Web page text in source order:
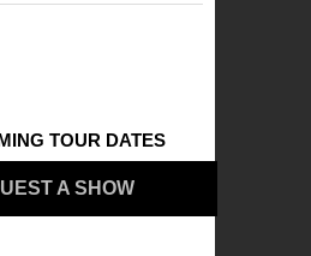
TOUR DATES
A SHOW